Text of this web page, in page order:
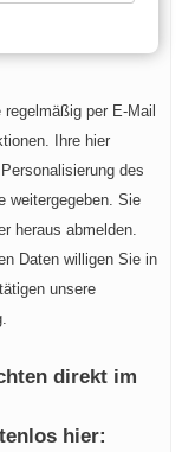
per E-Mail
Ihre hier
des
weitergegeben. Sie
heraus abmelden.
Daten willigen Sie in
unsere
direkt im
hier: